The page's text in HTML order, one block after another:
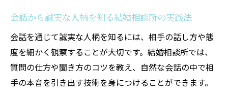
会話から誠実な人柄を知る結婚相談所の実践法
会話を通じて誠実な人柄を知るには、相手の話し方や態
度を細かく観察することが大切です。結婚相談所では、
質問の仕方や聞き方のコツを教え、自然な会話の中で相
手の本音を引き出す技術を身につけることができます。